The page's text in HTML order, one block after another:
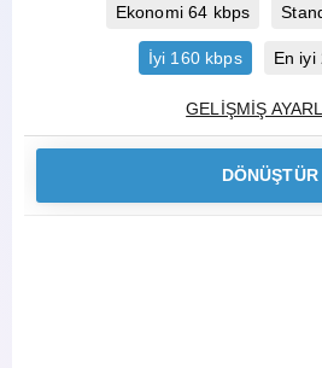
Ekonomi 64 kbps
İyi 160 kbps En iyi
GELIŞMIŞ
DÖNÜŞTÜR